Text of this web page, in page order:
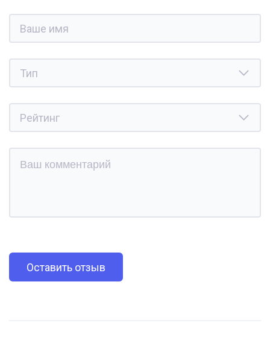
Оставить отзыв